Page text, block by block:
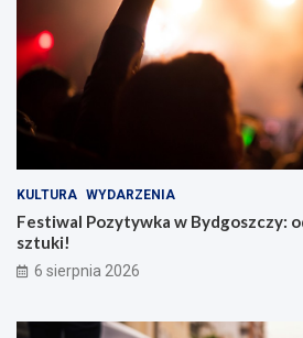
KULTURA WYDARZENIA
Festiwal Pozytywka w Bydgoszczy:
sztuki!
6 sierpnia 2026